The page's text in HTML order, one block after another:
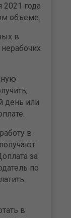
2021 года
объеме.
в
день или
в
получают
за
по
в